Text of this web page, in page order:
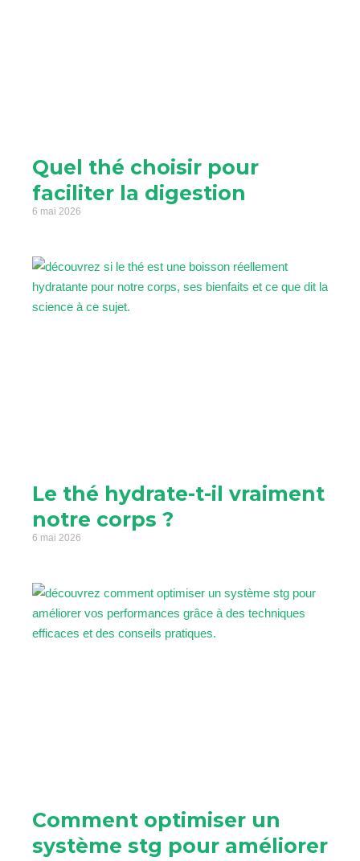
Quel thé choisir pour
faciliter la digestion
6 mai 2026
Le thé hydrate-t-il vraiment
notre corps ?
6 mai 2026
Comment optimiser un
système stg pour améliorer